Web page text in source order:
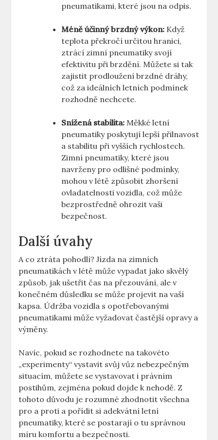
pneumatikami, které jsou na odpis.
Méně účinný brzdný výkon: Když
teplota překročí určitou hranici,
ztrácí zimní pneumatiky svojí
efektivitu při brzdění. Můžete si tak
zajistit prodloužení brzdné dráhy,
což za ideálních letních podmínek
rozhodně nechcete.
Snížená stabilita: Měkké letní
pneumatiky poskytují lepší přilnavost
a stabilitu při vyšších rychlostech.
Zimní pneumatiky, které jsou
navrženy pro odlišné podmínky,
mohou v létě způsobit zhoršení
ovladatelnosti vozidla, což může
bezprostředně ohrozit vaši
bezpečnost.
Další úvahy
A co ztráta pohodlí? Jízda na zimních
pneumatikách v létě může vypadat jako skvělý
způsob, jak ušetřit čas na přezouvání, ale v
konečném důsledku se může projevit na vaší
kapsa. Údržba vozidla s opotřebovanými
pneumatikami může vyžadovat častější opravy a
výměny.
Navíc, pokud se rozhodnete na takovéto
„experimenty“ vystavit svůj vůz nebezpečným
situacím, můžete se vystavovat i právním
postihům, zejména pokud dojde k nehodě. Z
tohoto důvodu je rozumné zhodnotit všechna
pro a proti a pořídit si adekvátní letní
pneumatiky, které se postarají o tu správnou
míru komfortu a bezpečnosti.